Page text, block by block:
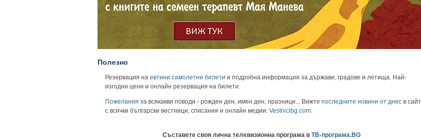
Полезно
Резервация на евтини самолетни билети и подробна информация за държави, градове и летища. Най-
изгодни цени и онлайн резервация на билети.
Пожелания за всякакви поводи - рожден ден, имен ден, празници... Вижте последните новини от днес в
с всички български вестници, списания и онлайн медии: Vestnicibg.com
Съставете своя лична телевизионна програма в ТВ-програма.BG